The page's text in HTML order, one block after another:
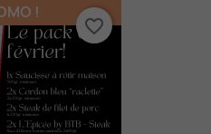
!
favorite_border